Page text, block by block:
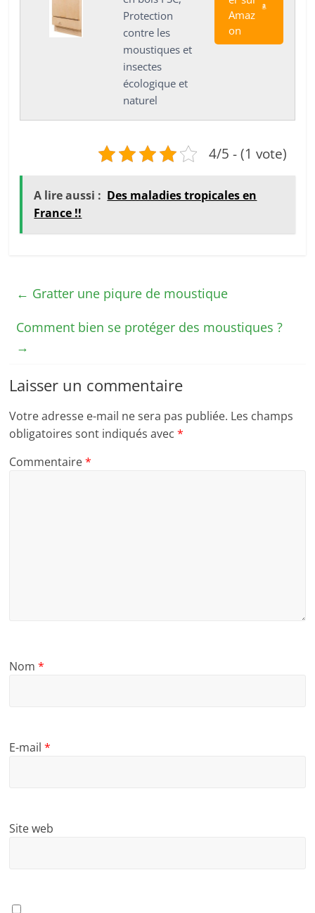
Protection
contre les
moustiques et
insectes
écologique et
naturel
Amaz
on
4/5 - (1 vote)
A lire aussi : Des maladies tropicales en
France !!
← Gratter une piqure de moustique
Comment bien se protéger des moustiques ?
→
Laisser un commentaire
Votre adresse e-mail ne sera pas publiée. Les champs
obligatoires sont indiqués avec*
Commentaire*
Nom*
E-mail*
Site web